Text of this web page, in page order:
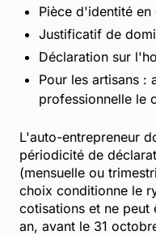
Pièce d'identité
Justificatif de
Déclaration sur
Pour les artisans :
professionnelle le
L'auto-entrepreneur
périodicité de
(mensuelle ou
choix conditionne le
cotisations et ne
an, avant le 31